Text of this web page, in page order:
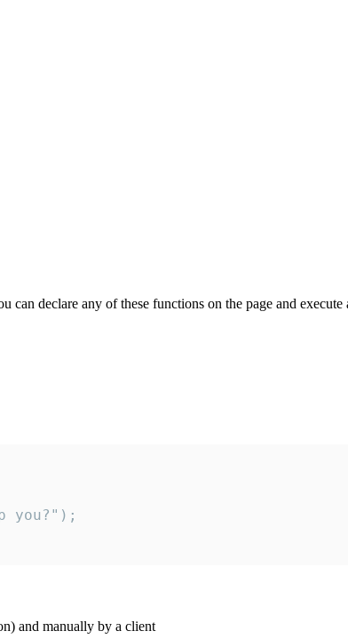
declare any of these functions on the page and
you?");
and manually by a client